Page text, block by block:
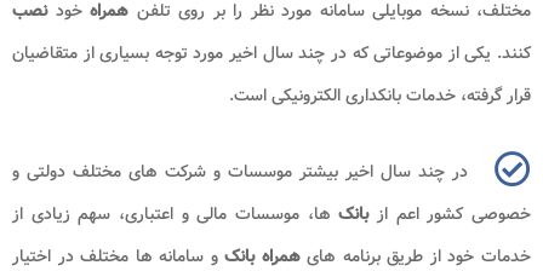
مختلف، نسخه موبایلی سامانه مورد نظر را بر روی تلفن همراهخودنصب
کنند. یکی از موضوعاتی که در چند سال اخیر مورد توجه بسیاری از متقاضیان
قرار گرفته، خدمات بانکداری الکترونیکی است.
در چند سال اخیر بیشتر موسسات و شرکت های مختلف دولتی و
خصوصی کشور اعم ازبانک ها، موسسات مالی و اعتباری، سهم زیادی از
خدمات خود از طریق برنامه هایهمراه بانکو سامانه ها مختلف در اختیار